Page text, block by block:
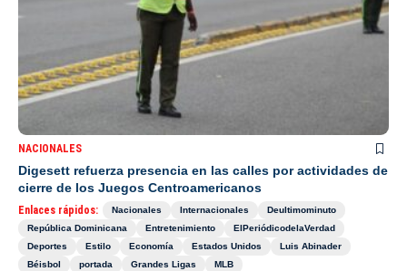
NACIONALES
Digesett refuerza presencia en las calles por actividades de
cierre de los Juegos Centroamericanos
Enlaces rápidos: Nacionales Internacionales
Deultimominuto
República Dominicana
Entretenimiento
ElPeriódicodelaVerdad
Deportes
Estilo Economía Estados Unidos
Luis Abinader
Béisbol
portada Grandes Ligas MLB